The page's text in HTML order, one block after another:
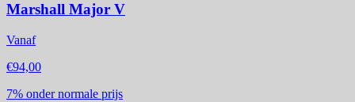
Marshall Major V
Vanaf
€94,00
7% onder normale prijs